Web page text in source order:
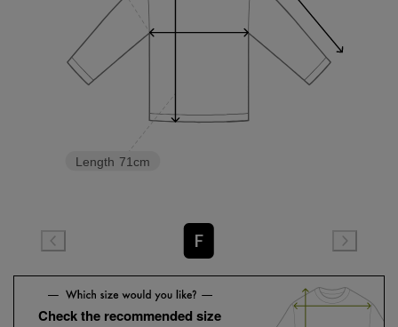
Length 71cm
F
Check the recommended size